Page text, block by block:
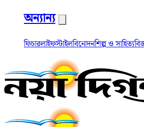
অন্যান্য
ফিচারলাইফস্টাইলবিনোদনশিল্প ও সাহিত্য